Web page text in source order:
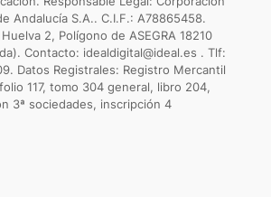
Andalucía S.A.. C.I.F.: A78865458.
2, Polígono de ASEGRA 18210
Contacto: idealdigital@ideal.es . Tlf:
Datos Registrales: Registro Mercantil
117, tomo 304 general, libro 204,
3ª sociedades, inscripción 4